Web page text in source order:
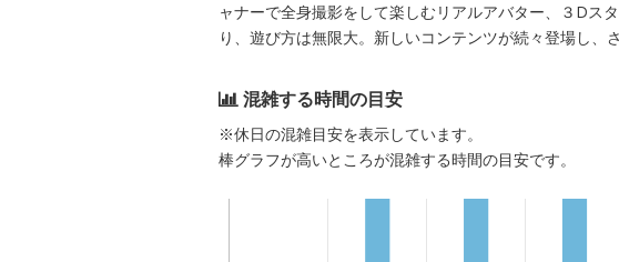
ャナーで全身撮影をして楽しむリアルアバター、３Dス
り、遊び方は無限大。新しいコンテンツが続々登場し、
混雑する時間の目安
※休日の混雑目安を表示しています。
棒グラフが高いところが混雑する時間の目安です。